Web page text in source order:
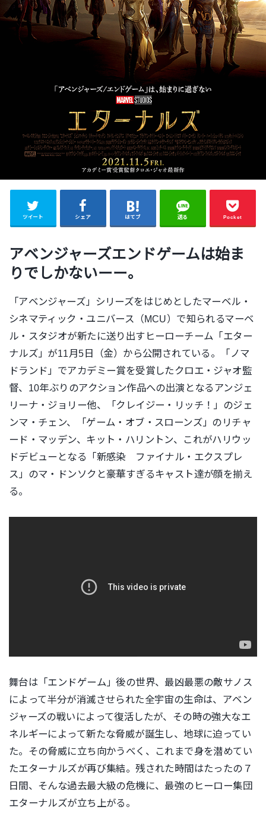
ツイート シェア はてブ 送る Pocket
アベンジャーズエンドゲームは始ま
りでしかないーー。
「アベンジャーズ」シリーズをはじめとしたマーベル・
シネマティック・ユニバース（MCU）で知られるマーベ
ル・スタジオが新たに送り出すヒーローチーム「エター
ナルズ」が11月5日（金）から公開されている。「ノマ
ドランド」 でアカデミー賞を受賞したクロエ・ジャオ監
督、10年ぶりのアクション作品への出演となるアンジェ
リーナ・ジョリー他、「クレイジー・リッチ！」のジェ
ンマ・チェン、「ゲーム・オブ・スローンズ」のリチャ
ード・マッデン、キット・ハリントン、これがハリウッ
ドデビューとなる「新感染 ファイナル・エクスプレ
ス」のマ・ドンソクと豪華すぎるキャスト達が顔を揃え
る。
舞台は「エンドゲーム」後の世界、 最凶最悪の敵サノス
によって半分が消滅させられた全宇宙の生命は、アベン
ジャーズの戦いによって復活したが、 その時の強大なエ
ネルギーによって新たな脅威が誕生し、地球に迫ってい
た。その脅威に立ち向かうべく、
これまで身を潜めてい
たエターナルズが再び集結。残された時間はたったの７
日間、そんな過去最大級の危機に、 最強のヒーロー集団
エターナルズが立ち上がる。